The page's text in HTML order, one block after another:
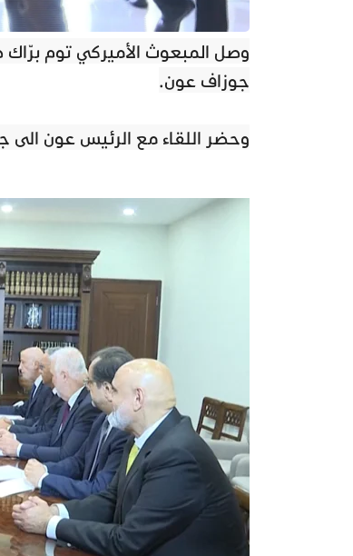
وصل المبعوث الأميركي توم برّاك
جوزاف عون.
وحضر اللقاء مع الرئيس عون الى